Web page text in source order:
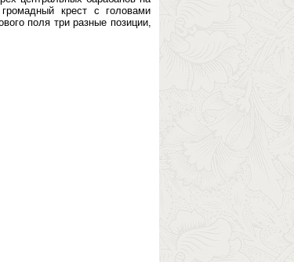
крест с головами
поля три разные позиции,